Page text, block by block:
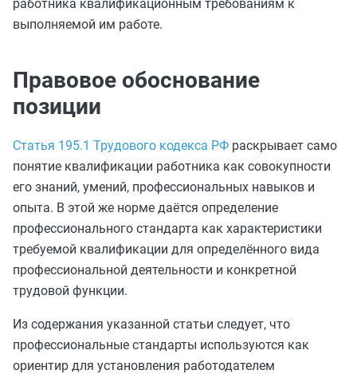
работника квалификационным требованиям к
выполняемой им работе.
Правовое обоснование
позиции
Статья 195.1 Трудового кодекса РФ раскрывает само
понятие квалификации работника как совокупности
его знаний, умений, профессиональных навыков и
опыта. В этой же норме даётся определение
профессионального стандарта как характеристики
требуемой квалификации для определённого вида
профессиональной деятельности и конкретной
трудовой функции.
Из содержания указанной статьи следует, что
профессиональные стандарты используются как
ориентир для установления работодателем